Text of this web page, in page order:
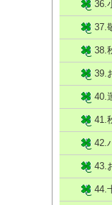
36.
37.
38.
39.
40.
41.
42.
43.
44.